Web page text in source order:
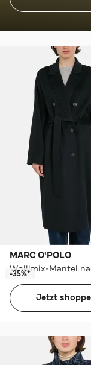
MARC O'POLO
Wolllmix-Mantel
-35%*
Jetzt